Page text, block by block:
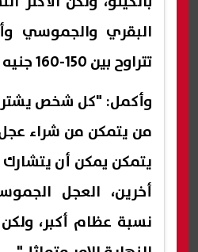
البقري والجموسي
تتراوح بين 150-160 جنيه
وأكمل: "كل شخص
من يتمكن من شراء
يتمكن يمكن أن
أخرين، العجل
نسبة عظام أكبر،